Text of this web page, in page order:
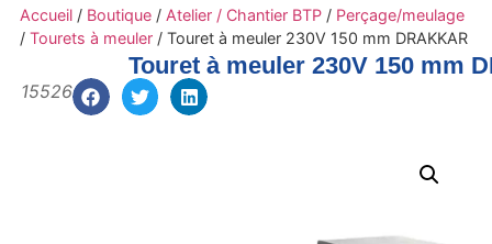
Accueil/ Boutique/ Atelier / Chantier BTP/ Perçage/meulage
/ Tourets à meuler/ Touret à meuler 230V 150 mm DRAKKAR
Touret à meuler 230V 150 mm
15526